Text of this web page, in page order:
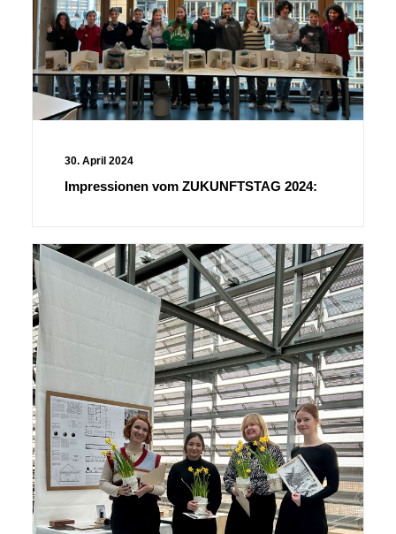
30. April 2024
Impressionen vom ZUKUNFTSTAG 2024: